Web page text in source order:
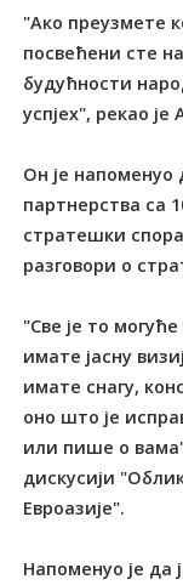
"Ако преузмете
посвећени сте
будућности
успјех", рекао је
Он је напоменуо
партнерства са
стратешки
разговори о
"Све је то
имате јасну
имате снагу,
оно што је
или пише о
дискусији
Евроазије".
Напоменуо је да